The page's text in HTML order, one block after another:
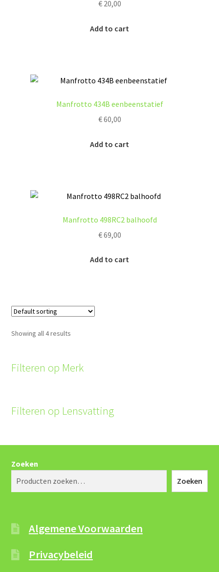
€20,00
Add to cart
Manfrotto 434B eenbeenstatief
€60,00
Add to cart
Manfrotto 498RC2 balhoofd
€69,00
Add to cart
Showing all 4 results
Filteren op Merk
Filteren op Lensvatting
Zoeken
Zoeken
Algemene Voorwaarden
Privacybeleid